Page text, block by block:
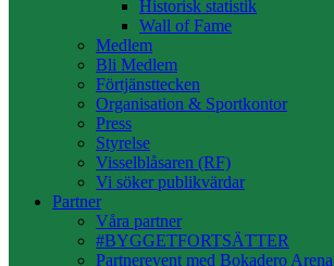
Historisk statistik
Wall of Fame
Medlem
Bli Medlem
Förtjänsttecken
Organisation & Sportkontor
Press
Styrelse
Visselblåsaren (RF)
Vi söker publikvärdar
Partner
Våra partner
#BYGGETFORTSÄTTER
Partnerevent med Bokadero Arena